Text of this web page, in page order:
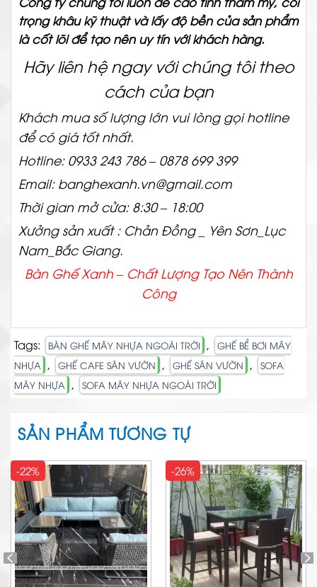
trọng khâu kỹ thuật và lấy độ bền của sản phẩm
là cốt lõi để tạo nên uy tín với khách hàng.
Hãy liên hệ ngay với chúng tôi theo
cách của bạn
Khách mua số lượng lớn vui lòng gọi hotline
để có giá tốt nhất.
Hotline: 0933 243 786 – 0878 699 399
Email: banghexanh.vn@gmail.com
Thời gian mở cửa: 8:30 – 18:00
Xưởng sản xuất : Chản Đồng _ Yên Sơn_Lục
Nam_Bắc Giang.
Bàn Ghế Xanh – Chất Lượng Tạo Nên Thành
Công
Tags: BÀN GHẾ MÂY NHỰA NGOÀI TRỜI ,
GHẾ BỂ BƠI MÂY
NHỰA
, GHẾ CAFE SÂN VƯỜN , GHẾ SÂN VƯỜN ,
SOFA
MÂY NHỰA
, SOFA MÂY NHỰA NGOÀI TRỜI
SẢN PHẨM TƯƠNG TỰ
-22% -26%